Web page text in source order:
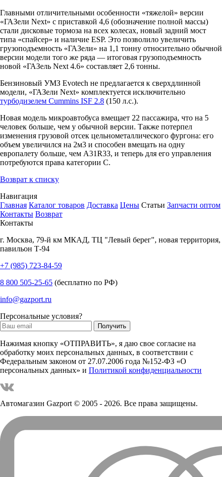
Главными отличительными особенности «тяжелой» версии
«ГАЗели Next» с приставкой 4,6 (обозначение полной массы)
стали дисковые тормоза на всех колесах, новый задний мост
типа «спайсер» и наличие ESP. Это позволило увеличить
грузоподъемность «ГАЗели» на 1,1 тонну относительно обычной
версии модели того же ряда — итоговая грузоподъемность
новой «ГАЗель Next 4.6» составляет 2,6 тонны.
Бензиновый УМЗ Evotech не предлагается к сверхдлинной
модели, «ГАЗели Next» комплектуется исключительно
турбодизелем Cummins ISF 2.8 (150 л.с.).
Новая модель микроавтобуса вмещает 22 пассажира, что на 5
человек больше, чем у обычной версии. Также потерпел
изменения грузовой отсек цельнометаллического фургона: его
объем увеличился на 2м3 и способен вмещать на одну
европалету больше, чем A31R33, и теперь для его управления
потребуются права категории С.
Возврат к списку
Навигация
Главная Каталог товаров Доставка Цены Статьи Запчасти оптом
Контакты Возврат
Контакты
г. Москва, 79-й км МКАД, ТЦ "Левый берег", новая территория,
павильон Т-94
+7 (985) 723-84-59
8 800 505-25-65 (бесплатно по РФ)
info@gazport.ru
Персональные условия?
Нажимая кнопку «ОТПРАВИТЬ», я даю свое согласие на
обработку моих персональных данных, в соответствии с
Федеральным законом от 27.07.2006 года №152-ФЗ «О
персональных данных» и Политикой конфиденциальности
Автомагазин Gazport © 2005 - 2026. Все права защищены.